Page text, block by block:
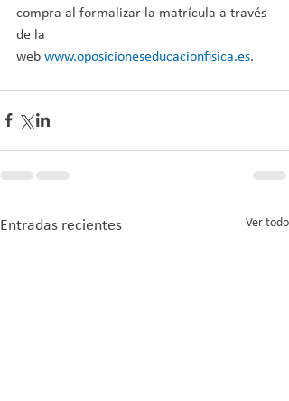
compra al formalizar la matrícula a través
de la
web www.oposicioneseducacionfisica.es.
Entradas recientes Ver todo